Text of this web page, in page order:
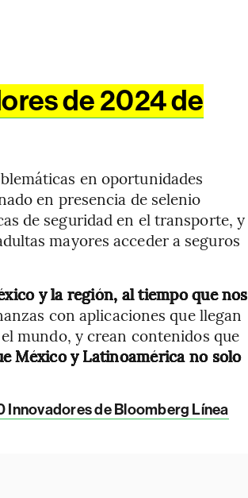
de 2024 de
en oportunidades
en presencia de selenio
de seguridad en el transporte, y
mayores acceder a seguros
y la región, al tiempo que nos
con aplicaciones que llegan
mundo, y crean contenidos que
México y Latinoamérica no solo
Innovadores de Bloomberg Línea